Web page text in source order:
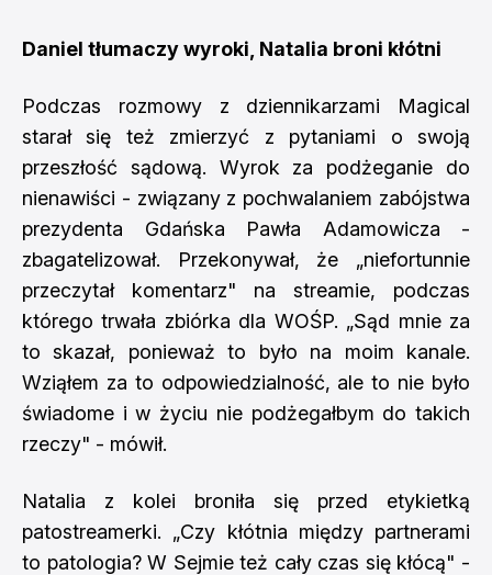
Daniel tłumaczy wyroki, Natalia broni kłótni
Podczas rozmowy z dziennikarzami Magical
starał się też zmierzyć z pytaniami o swoją
przeszłość sądową. Wyrok za podżeganie do
nienawiści - związany z pochwalaniem zabójstwa
prezydenta Gdańska Pawła Adamowicza -
zbagatelizował. Przekonywał, że „niefortunnie
przeczytał komentarz" na streamie, podczas
którego trwała zbiórka dla WOŚP. „Sąd mnie za
to skazał, ponieważ to było na moim kanale.
Wziąłem za to odpowiedzialność, ale to nie było
świadome i w życiu nie podżegałbym do takich
rzeczy" - mówił.
Natalia z kolei broniła się przed etykietką
patostreamerki. „Czy kłótnia między partnerami
to patologia? W Sejmie też cały czas się kłócą" -